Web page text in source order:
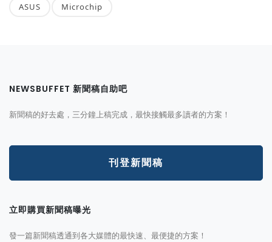
ASUS Microchip
NEWSBUFFET 新聞稿自助吧
新聞稿的好去處，三分鐘上稿完成，最快接觸最多讀者的方案！
刊登新聞稿
立即購買新聞稿曝光
發一篇新聞稿透通到各大媒體的最快速、最便捷的方案！